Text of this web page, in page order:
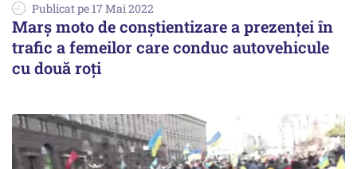
Publicat pe 17 Mai 2022
Marş moto de conştientizare a prezenţei în
trafic a femeilor care conduc autovehicule
cu două roţi